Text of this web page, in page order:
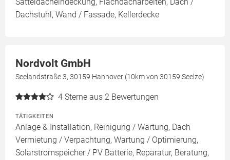
Dachstuhl, Wand / Fassade, Kellerdecke
Nordvolt GmbH
Seelandstraße 3, 30159 Hannover (10km von 30159 Seelze)
4 Sterne aus 2 Bewertungen
TÄTIGKEITEN
Anlage & Installation, Reinigung / Wartung, Dach
Vermietung / Verpachtung, Wartung / Optimierung,
Solarstromspeicher / PV Batterie, Reparatur, Beratung,